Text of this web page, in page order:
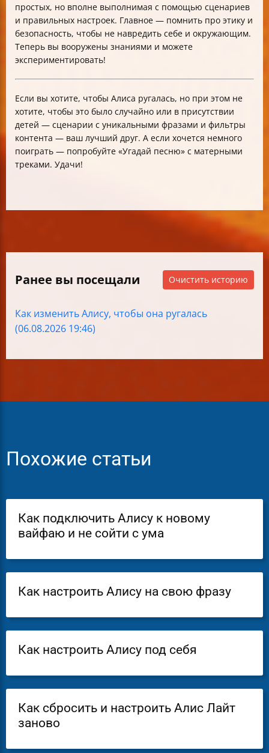
простых, но вполне выполнимая с помощью сценариев
и правильных настроек. Главное — помнить про этику и
безопасность, чтобы не навредить себе и окружающим.
Теперь вы вооружены знаниями и можете
экспериментировать!
Если вы хотите, чтобы Алиса ругалась, но при этом не
хотите, чтобы это было случайно или в присутствии
детей — сценарии с уникальными фразами и фильтры
контента — ваш лучший друг. А если хочется немного
поиграть — попробуйте «Угадай песню» с матерными
треками. Удачи!
Ранее вы посещали Очистить историю
Как изменить Алису, чтобы она ругалась
(06.08.2026 19:46)
Похожие статьи
Как подключить Алису к новому
вайфаю и не сойти с ума
Как настроить Алису на свою фразу
Как настроить Алису под себя
Как сбросить и настроить Алис Лайт
заново